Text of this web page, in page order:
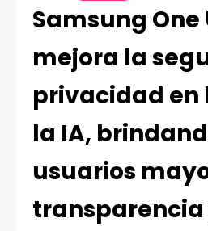
Samsung One
mejora la
privacidad en
la IA,
usuarios
transparencia